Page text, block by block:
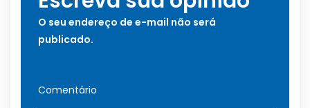
O seu endereço de e-mail não será
publicado.
Comentário